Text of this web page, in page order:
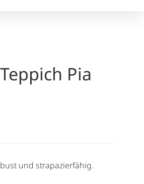
Pia
und strapazierfähig.